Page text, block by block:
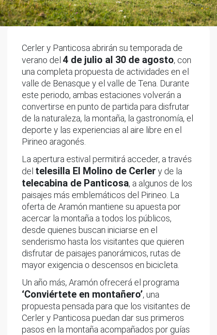
Cerler y Panticosa abrirán su temporada de
verano del 4 de julio al 30 de agosto, con
una completa propuesta de actividades en el
valle de Benasque y el valle de Tena. Durante
este periodo, ambas estaciones volverán a
convertirse en punto de partida para disfrutar
de la naturaleza, la montaña, la gastronomía, el
deporte y las experiencias al aire libre en el
Pirineo aragonés.
La apertura estival permitirá acceder, a través
del telesilla El Molino de Cerler y de la
telecabina de Panticosa, a algunos de los
paisajes más emblemáticos del Pirineo. La
oferta de Aramón mantiene su apuesta por
acercar la montaña a todos los públicos,
desde quienes buscan iniciarse en el
senderismo hasta los visitantes que quieren
disfrutar de paisajes panorámicos, rutas de
mayor exigencia o descensos en bicicleta.
Un año más, Aramón ofrecerá el programa
‘Conviértete en montañero’, una
propuesta pensada para que los visitantes de
Cerler y Panticosa puedan dar sus primeros
pasos en la montaña acompañados por guías